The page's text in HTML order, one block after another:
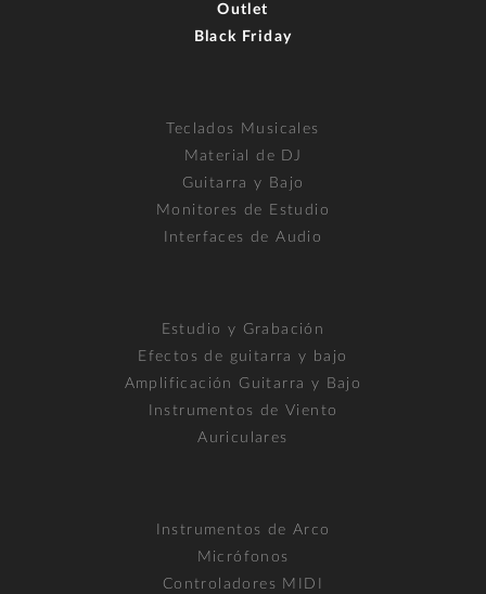
Outlet
Black Friday
Teclados Musicales
Material de DJ
Guitarra y Bajo
Monitores de Estudio
Interfaces de Audio
Estudio y Grabación
Efectos de guitarra y bajo
Amplificación Guitarra y Bajo
Instrumentos de Viento
Auriculares
Instrumentos de Arco
Micrófonos
Controladores MIDI